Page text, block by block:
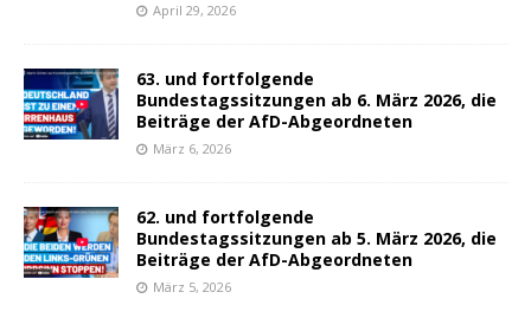
April 29, 2026
63. und fortfolgende
Bundestagssitzungen ab 6. März 2026, die
Beiträge der AfD-Abgeordneten
März 6, 2026
62. und fortfolgende
Bundestagssitzungen ab 5. März 2026, die
Beiträge der AfD-Abgeordneten
März 5, 2026